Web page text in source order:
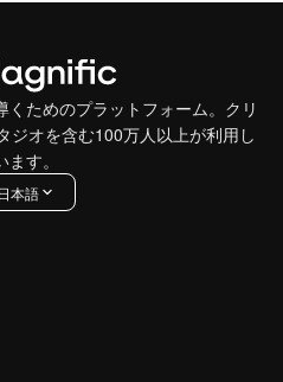
ためのプラットフォーム。クリ
ジオを含む100万人以上が利用し
ます。
日本語